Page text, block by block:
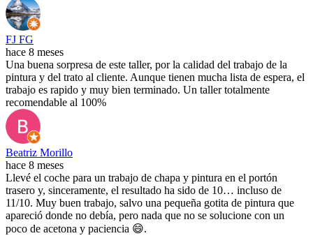
FJ FG
hace 8 meses
Una buena sorpresa de este taller, por la calidad del trabajo de la
pintura y del trato al cliente. Aunque tienen mucha lista de espera, el
trabajo es rapido y muy bien terminado. Un taller totalmente
recomendable al 100%
Beatriz Morillo
hace 8 meses
Llevé el coche para un trabajo de chapa y pintura en el portón
trasero y, sinceramente, el resultado ha sido de 10… incluso de
11/10. Muy buen trabajo, salvo una pequeña gotita de pintura que
apareció donde no debía, pero nada que no se solucione con un
poco de acetona y paciencia 😄.